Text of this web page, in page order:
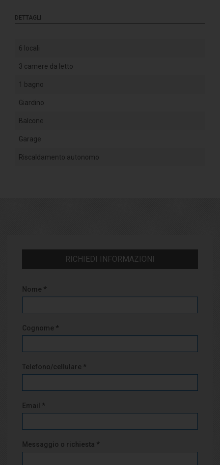
DETTAGLI
6 locali
3 camere da letto
1 bagno
Giardino
Balcone
Garage
Riscaldamento autonomo
RICHIEDI INFORMAZIONI
Nome *
Cognome *
Telefono/cellulare *
Email *
Messaggio o richiesta *